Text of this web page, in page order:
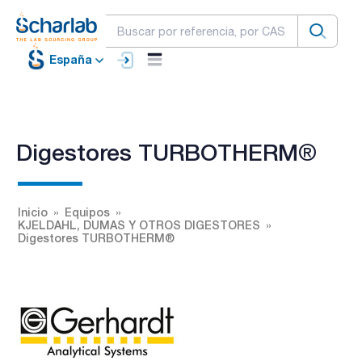
España
Digestores TURBOTHERM®
Inicio
Equipos
KJELDAHL, DUMAS Y OTROS DIGESTORES
Digestores TURBOTHERM®